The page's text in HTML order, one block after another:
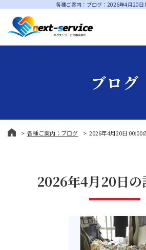
各種ご案内：ブログ：2026年4月20日
ブログ
各種ご案内：ブログ 2026年4月20日 00:00
2026年4月20日の